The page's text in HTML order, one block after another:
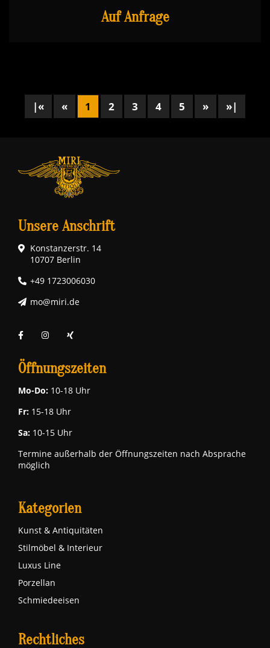
Auf Anfrage
|« « 1 2 3 4 5 » »|
Unsere Anschrift
Konstanzerstr. 14
10707 Berlin
+49 1723006030
mo@miri.de
Öffnungszeiten
Mo-Do: 10-18 Uhr
Fr: 15-18 Uhr
Sa: 10-15 Uhr
Termine außerhalb der Öffnungszeiten nach Absprache
möglich
Kategorien
Kunst & Antiquitäten
Stilmöbel & Interieur
Luxus Line
Porzellan
Schmiedeeisen
Rechtliches